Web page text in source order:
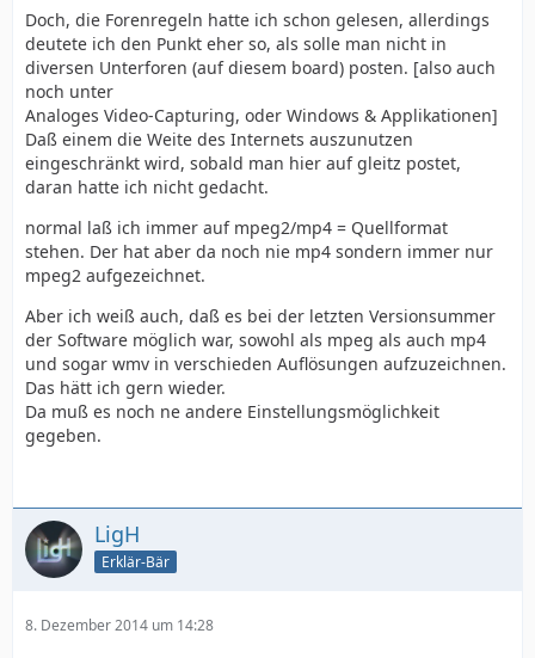
Doch, die Forenregeln hatte ich schon gelesen, allerdings
deutete ich den Punkt eher so, als solle man nicht in
diversen Unterforen (auf diesem board) posten. [also auch
noch unter
Analoges Video-Capturing, oder Windows & Applikationen]
Daß einem die Weite des Internets auszunutzen
eingeschränkt wird, sobald man hier auf gleitz postet,
daran hatte ich nicht gedacht.
normal laß ich immer auf mpeg2/mp4 = Quellformat
stehen. Der hat aber da noch nie mp4 sondern immer nur
mpeg2 aufgezeichnet.
Aber ich weiß auch, daß es bei der letzten Versionsummer
der Software möglich war, sowohl als mpeg als auch mp4
und sogar wmv in verschieden Auflösungen aufzuzeichnen.
Das hätt ich gern wieder.
Da muß es noch ne andere Einstellungsmöglichkeit
gegeben.
LigH
Erklär-Bär
8. Dezember 2014 um 14:28